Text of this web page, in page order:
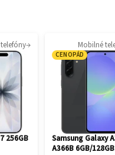
256GB
Mobilné
CENOPÁD
Samsung Galaxy
A366B 6GB/128GB